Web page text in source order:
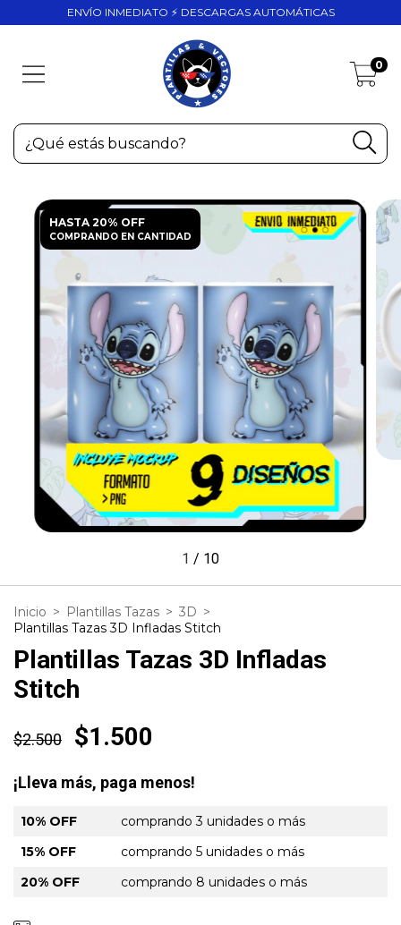
ENVÍO INMEDIATO ⚡ DESCARGAS AUTOMÁTICAS
0
HASTA 20% OFF
COMPRANDO EN CANTIDAD
1 / 10
Inicio > Plantillas Tazas > 3D >
Plantillas Tazas 3D Infladas Stitch
Plantillas Tazas 3D Infladas
Stitch
$2.500 $1.500
¡Lleva más, paga menos!
10% OFF
comprando 3 unidades o más
15% OFF
comprando 5 unidades o más
20% OFF
comprando 8 unidades o más